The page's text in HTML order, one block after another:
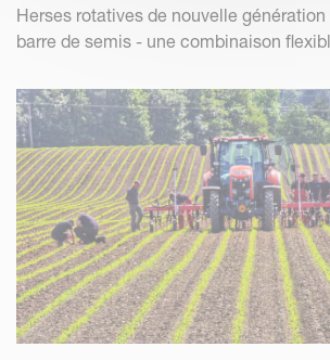
Herses rotatives de nouvelle
barre de semis - une combinaison